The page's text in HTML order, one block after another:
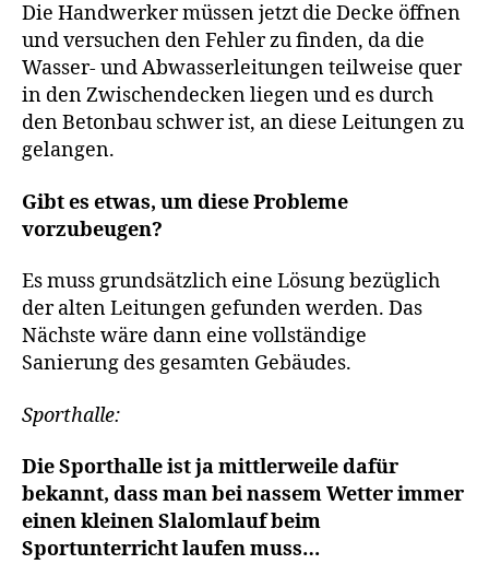
Die Handwerker müssen jetzt die Decke öffnen
und versuchen den Fehler zu finden, da die
Wasser- und Abwasserleitungen teilweise quer
in den Zwischendecken liegen und es durch
den Betonbau schwer ist, an diese Leitungen zu
gelangen.
Gibt es etwas, um diese Probleme
vorzubeugen?
Es muss grundsätzlich eine Lösung bezüglich
der alten Leitungen gefunden werden. Das
Nächste wäre dann eine vollständige
Sanierung des gesamten Gebäudes.
Sporthalle:
Die Sporthalle ist ja mittlerweile dafür
bekannt, dass man bei nassem Wetter immer
einen kleinen Slalomlauf beim
Sportunterricht laufen muss…